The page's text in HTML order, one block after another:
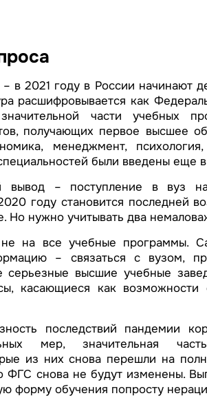
в 2021 году в России начинают
расшифровывается как
части учебных
получающих первое высшее
менеджмент,
были введены еще
вывод – поступление в вуз
году становится последней
Но нужно учитывать два
на все учебные программы.
– связаться с вузом,
серьезные высшие учебные
касающиеся как возможности
последствий пандемии
мер, значительная
из них снова перешли на
ФГС снова не будут изменены.
форму обучения попросту